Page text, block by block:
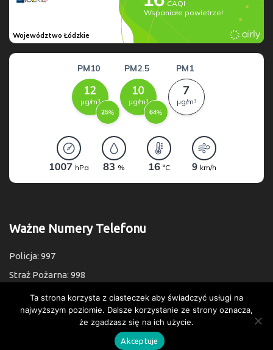
Ważne Numery Telefonu
Policja: 997
Straż Pożarna: 998
Pogotowie: 999
Numer Alarmowy: 112
Ta strona korzysta z ciasteczek aby świadczyć usługi na
najwyższym poziomie. Dalsze korzystanie ze strony oznacza,
że zgadzasz się na ich użycie.
Akceptuje